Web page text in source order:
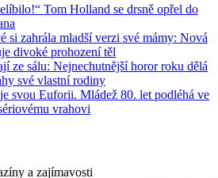
Tom Holland se drsně opřel do
si zahrála mladší verzi své mámy: Nová
divoké prohození těl
ze sálu: Nejnechutnější horor roku dělá
své vlastní rodiny
svou Euforii. Mládež 80. let podléhá ve
vrahovi
a zajímavosti